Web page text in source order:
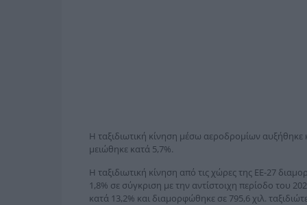
Η ταξιδιωτική κίνηση μέσω αεροδρομίων
μειώθηκε κατά 5,7%.
Η ταξιδιωτική κίνηση από τις χώρες της ΕΕ-27
1,8% σε σύγκριση με την αντίστοιχη περίοδο του
κατά 13,2% και διαμορφώθηκε σε 795,6 χιλ.